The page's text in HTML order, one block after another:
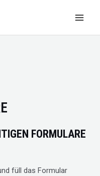
FORMULARE
füll das Formular